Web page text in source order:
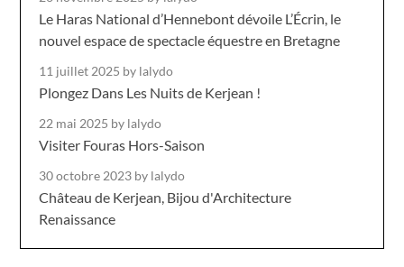
Le Haras National d’Hennebont dévoile L’Écrin, le
nouvel espace de spectacle équestre en Bretagne
11 juillet 2025 by lalydo
Plongez Dans Les Nuits de Kerjean !
22 mai 2025 by lalydo
Visiter Fouras Hors-Saison
30 octobre 2023 by lalydo
Château de Kerjean, Bijou d'Architecture
Renaissance